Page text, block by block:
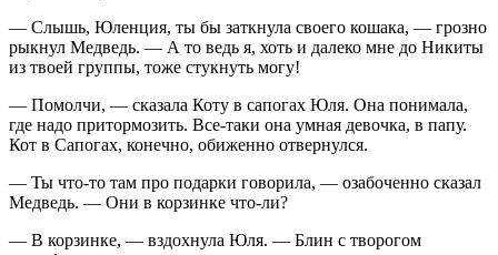
— Слышь, Юленция, ты бы заткнула своего кошака, — грозно
рыкнул Медведь. — А то ведь я, хоть и далеко мне до Никиты
из твоей группы, тоже стукнуть могу!
— Помолчи, — сказала Коту в сапогах Юля. Она понимала,
где надо притормозить. Все-таки она умная девочка, в папу.
Кот в Сапогах, конечно, обиженно отвернулся.
— Ты что-то там про подарки говорила, — озабоченно сказал
Медведь. — Они в корзинке что-ли?
— В корзинке, — вздохнула Юля. — Блин с творогом